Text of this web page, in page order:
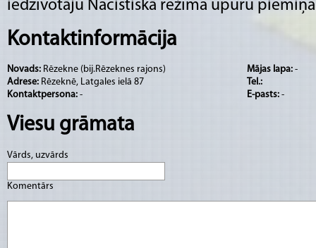
iedzīvotāju Nacistiskā režīma upuru
Kontaktinformācija
Novads: Rēzekne (bij.Rēzeknes rajons)
Adrese: Rēzeknē, Latgales ielā 87
Kontaktpersona: -
Mājas lapa: -
Tel.:
E-pasts: -
Viesu grāmata
Vārds, uzvārds
Komentārs